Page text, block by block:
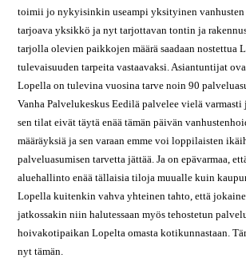
toimii jo nykyisinkin useampi yksityinen vanhusten
tarjoava yksikkö ja nyt tarjottavan tontin ja
tarjolla olevien paikkojen määrä saadaan nostettua
tulevaisuuden tarpeita vastaavaksi. Asiantuntijat
Lopella on tulevina vuosina tarve noin 90
Vanha Palvelukeskus Eedilä palvelee vielä
sen tilat eivät täytä enää tämän päivän
määräyksiä ja sen varaan emme voi loppilaisten
palveluasumisen tarvetta jättää. Ja on epävarmaa,
aluehallinto enää tällaisia tiloja muualle kuin
Lopella kuitenkin vahva yhteinen tahto, että
jatkossakin niin halutessaan myös tehostetun
hoivakotipaikan Lopelta omasta kotikunnastaan.
nyt tämän.